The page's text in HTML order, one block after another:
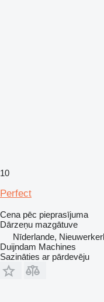
10
Perfect
Cena pēc pieprasījuma
Dārzeņu mazgātuve
Nīderlande,
Duijndam Machines
Sazināties ar pārdevēju